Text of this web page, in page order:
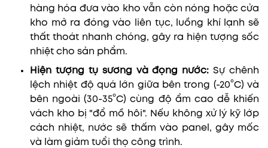
hàng hóa đưa vào kho vẫn còn nóng hoặc cửa
kho mở ra đóng vào liên tục, luồng khí lạnh sẽ
thất thoát nhanh chóng, gây ra hiện tượng sốc
nhiệt cho sản phẩm.
Hiện tượng tụ sương và đọng nước:Sự chênh
lệch nhiệt độ quá lớn giữa bên trong (-20°C) và
bên ngoài (30-35°C) cùng độ ẩm cao dễ khiến
vách kho bị "đổ mồ hôi". Nếu không xử lý kỹ lớp
cách nhiệt, nước sẽ thấm vào panel, gây mốc
và làm giảm tuổi thọ công trình.